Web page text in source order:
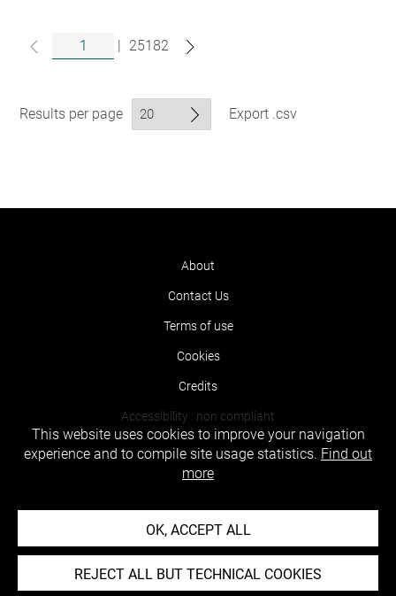
| 25182
Results per page Export .csv
About
Contact Us
Terms of use
Cookies
Credits
Accessibility : non compliant
This website uses cookies to improve your navigation
experience and to compile site usage statistics. Find out
more
OK, ACCEPT ALL
REJECT ALL BUT TECHNICAL COOKIES